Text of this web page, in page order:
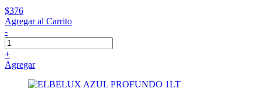
$376
Agregar al Carrito
-
+
Agregar